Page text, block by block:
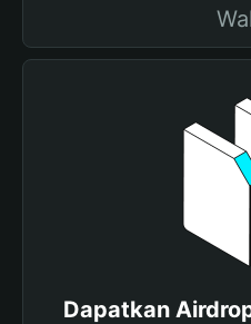
Dapatkan